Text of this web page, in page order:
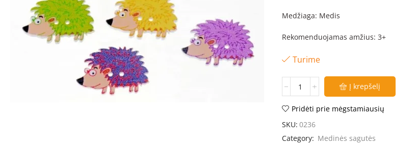
Medžiaga: Medis
Rekomenduojamas amžius: 3+
Turime
Į krepšelį
Pridėti prie mėgstamiausių
SKU: 0236
Category: Medinės sagutės